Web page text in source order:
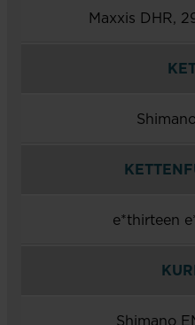
Maxxis DHR,
e*thirteen
Shimano